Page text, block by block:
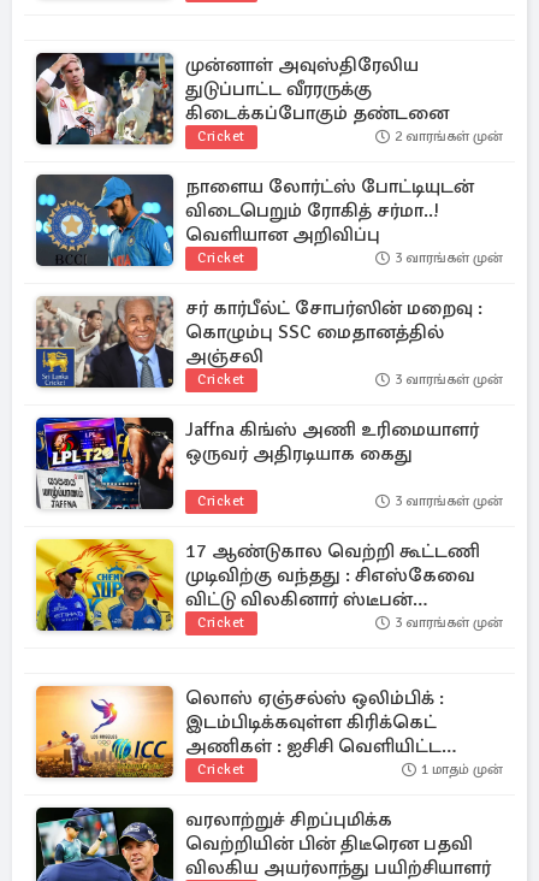
முன்னாள் அவுஸ்திரேலிய
துடுப்பாட்ட வீரரருக்கு
கிடைக்கப்போகும் தண்டனை
Cricket 2 வாரங்கள் முன்
நாளைய லோர்ட்ஸ் போட்டியுடன்
விடைபெறும் ரோகித் சர்மா..!
வெளியான அறிவிப்பு
Cricket 3 வாரங்கள் முன்
சர் கார்பீல்ட் சோபர்ஸின் மறைவு :
கொழும்பு SSC மைதானத்தில்
அஞ்சலி
Cricket 3 வாரங்கள் முன்
Jaffna கிங்ஸ் அணி உரிமையாளர்
ஒருவர் அதிரடியாக கைது
Cricket 3 வாரங்கள் முன்
17 ஆண்டுகால வெற்றி கூட்டணி
முடிவிற்கு வந்தது : சிஎஸ்கேவை
விட்டு விலகினார் ஸ்டீபன்
பிளெமிங்!
Cricket 3 வாரங்கள் முன்
லொஸ் ஏஞ்சல்ஸ் ஒலிம்பிக் :
இடம்பிடிக்கவுள்ள கிரிக்கெட்
அணிகள் : ஐசிசி வெளியிட்ட
அறிவிப்பு
Cricket 1 மாதம் முன்
வரலாற்றுச் சிறப்புமிக்க
வெற்றியின் பின் திடீரென பதவி
விலகிய அயர்லாந்து பயிற்சியாளர்